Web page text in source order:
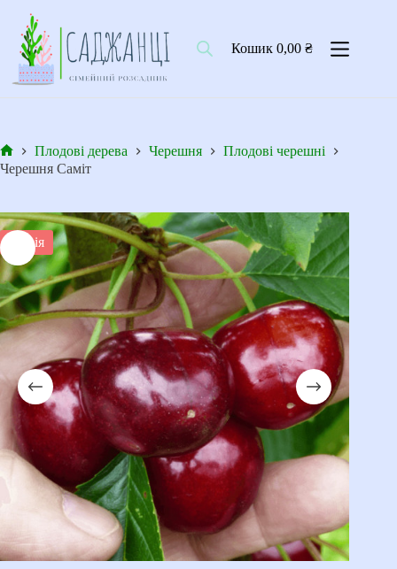
вмісту
Кошик0,00₴
Головна
Плодові дерева Черешня
Плодові черешні
Черешня Саміт
Акція